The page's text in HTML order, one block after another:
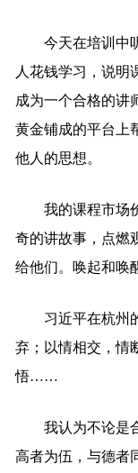
今天在培训中
人花钱学习，说明
成为一个合格的讲
黄金铺成的平台上
他人的思想。
我的课程市场
奇的讲故事，点燃
给他们。唤起和唤
习近平在杭州
弃；以情相交，情
悟……
我认为不论是
高者为伍，与德者